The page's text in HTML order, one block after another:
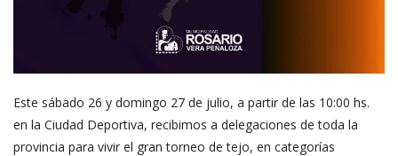
Este sábado 26 y domingo 27 de julio, a partir de las 10:00 hs.
en la Ciudad Deportiva, recibimos a delegaciones de toda la
provincia para vivir el gran torneo de tejo, en categorías